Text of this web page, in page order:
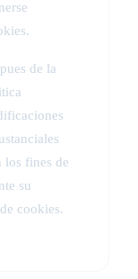
de la
los fines de
su
cookies.